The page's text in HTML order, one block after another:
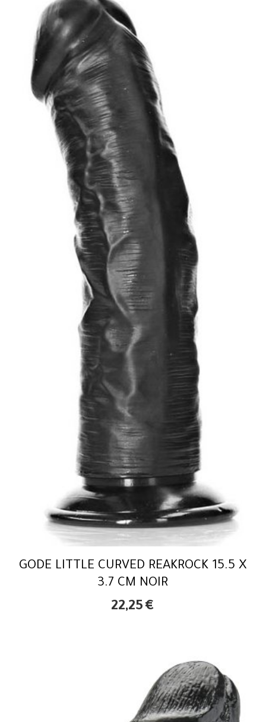
GODE LITTLE CURVED REAKROCK 15.5 X
3.7 CM NOIR
22,25 €